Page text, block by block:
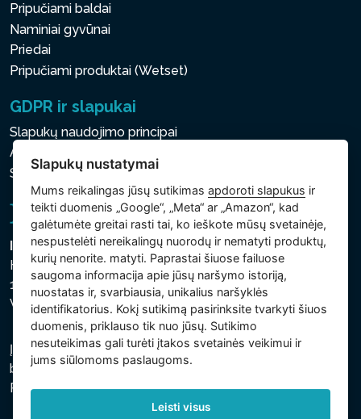
Pripučiami baldai
Naminiai gyvūnai
Priedai
Pripučiami produktai (Wetset)
GDPR ir slapukai
Slapukų naudojimo principai
Asmens ir kitų tvarkomų duomenų apsaugos politika
Slapukų nustatymai
Intex Trading, s.r.o.
Hradecká 2526/3
130 00 Praha 3
Vinohrady - Česká republika
Įmonė įregistruota Prahos miesto teisme, C skyriuje,
bylos numeris 74759. regsitracijos numeris: 26150808,
PVM kodas: CZ26150808.
Slapukų nustatymai
Mums reikalingas jūsų sutikimasapdoroti slapukus ir
teikti duomenis „Google“, „Meta“ ar „Amazon“, kad
galėtumėte greitai rasti tai, ko ieškote mūsų svetainėje,
nespustelėti nereikalingų nuorodų ir nematyti produktų,
kurių nenorite. matyti. Paprastai šiuose failuose
saugoma informacija apie jūsų naršymo istoriją,
nuostatas ir, svarbiausia, unikalius naršyklės
identifikatorius. Kokį sutikimą pasirinksite tvarkyti šiuos
duomenis, priklauso tik nuo jūsų. Sutikimo
nesuteikimas gali turėti įtakos svetainės veikimui ir
jums siūlomoms paslaugoms.
Leisti visus